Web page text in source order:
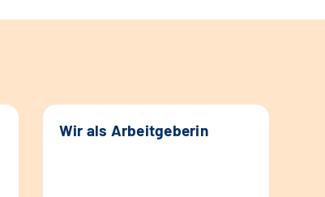
Wir als Arbeitgeberin